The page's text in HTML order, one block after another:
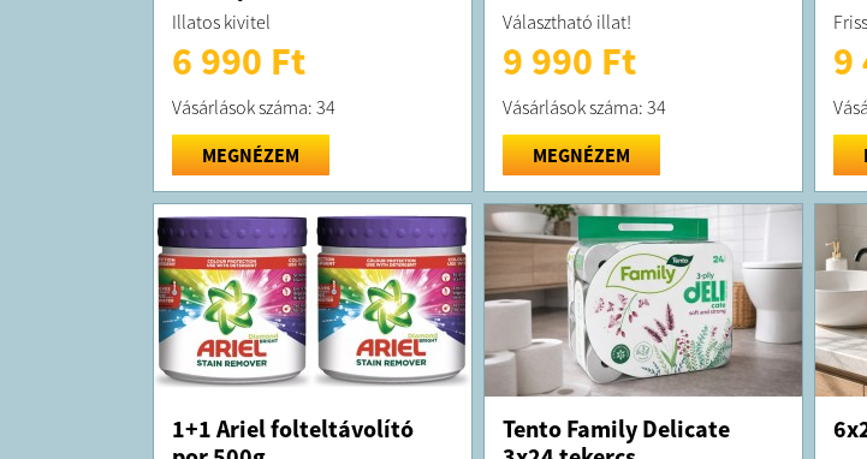
Illatos kivitel
6 990 Ft
Vásárlások száma: 34
MEGNÉZEM
Választható illat!
9 990 Ft
Vásárlások száma: 34
MEGNÉZEM
9
1+1 Ariel folteltávolító
Tento Family Delicate